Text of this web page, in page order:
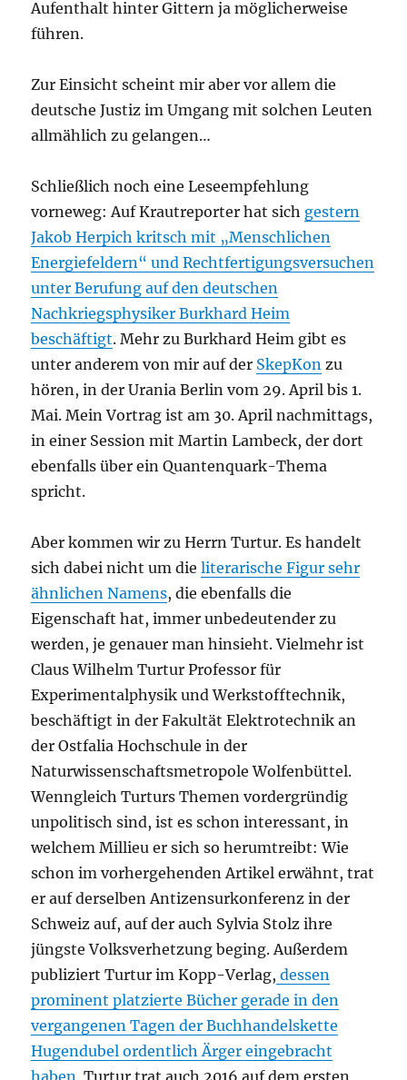
Aufenthalt hinter Gittern ja möglicherweise
führen.
Zur Einsicht scheint mir aber vor allem die
deutsche Justiz im Umgang mit solchen Leuten
allmählich zu gelangen…
Schließlich noch eine Leseempfehlung
vorneweg: Auf Krautreporter hat sich gestern
Jakob Herpich kritsch mit „Menschlichen
Energiefeldern“ und Rechtfertigungsversuchen
unter Berufung auf den deutschen
Nachkriegsphysiker Burkhard Heim
beschäftigt. Mehr zu Burkhard Heim gibt es
unter anderem von mir auf der SkepKon zu
hören, in der Urania Berlin vom 29. April bis 1.
Mai. Mein Vortrag ist am 30. April nachmittags,
in einer Session mit Martin Lambeck, der dort
ebenfalls über ein Quantenquark-Thema
spricht.
Aber kommen wir zu Herrn Turtur. Es handelt
sich dabei nicht um dieliterarische Figur sehr
ähnlichen Namens, die ebenfalls die
Eigenschaft hat, immer unbedeutender zu
werden, je genauer man hinsieht. Vielmehr ist
Claus Wilhelm Turtur Professor für
Experimentalphysik und Werkstofftechnik,
beschäftigt in der Fakultät Elektrotechnik an
der Ostfalia Hochschule in der
Naturwissenschaftsmetropole Wolfenbüttel.
Wenngleich Turturs Themen vordergründig
unpolitisch sind, ist es schon interessant, in
welchem Millieu er sich so herumtreibt: Wie
schon im vorhergehenden Artikel erwähnt, trat
er auf derselben Antizensurkonferenz in der
Schweiz auf, auf der auch Sylvia Stolz ihre
jüngste Volksverhetzung beging. Außerdem
publiziert Turtur im Kopp-Verlag, dessen
prominent platzierte Bücher gerade in den
vergangenen Tagen der Buchhandelskette
Hugendubel ordentlich Ärger eingebracht